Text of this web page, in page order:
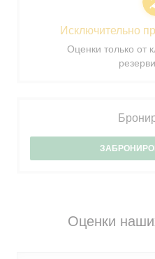
Оценки
Исключительно
Оценки только от